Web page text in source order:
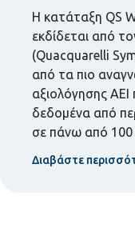
Η κατάταξη QS
εκδίδεται από
(Quacquarelli
από τα πιο
αξιολόγησης ΑΕΙ
δεδομένα από
σε πάνω από 100
Διαβάστε